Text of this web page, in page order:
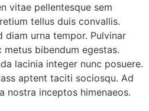
vitae pellentesque sem
tellus duis convallis.
diam urna tempor. Pulvinar
bibendum egestas.
lacinia integer nunc posuere.
aptent taciti sociosqu. Ad
nostra inceptos himenaeos.